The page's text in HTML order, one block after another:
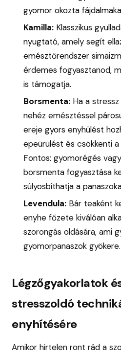
gyomor okozta
Kamilla: Klasszikus
nyugtató, amely segít
emésztőrendszer
érdemes fogyasztanod,
is támogatja.
Borsmenta: Ha a
nehéz emésztéssel
ereje gyors enyhülést
epeürülést és csökkenti
Fontos: gyomorégés
borsmenta fogyasztása
súlyosbíthatja a
Levendula: Bár teaként
enyhe főzete kiválóan
szorongás oldására, ami
gyomorpanaszok gyökere.
Légzőgyakorlatok
stresszoldó
enyhítésére
Amikor hirtelen ront rád a